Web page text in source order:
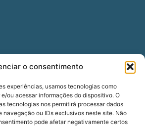
o consentimento
experiências, usamos tecnologias como
ou acessar informações do dispositivo. O
tecnologias nos permitirá processar dados
navegação ou IDs exclusivos neste site. Não
pode afetar negativamente certos
9 9691-0391 (Whatsapp)
Técnico: Crysthyan Carlos